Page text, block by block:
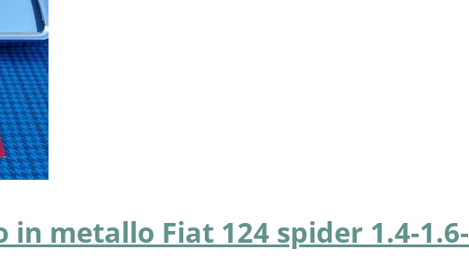
in metallo Fiat 124 spider 1.4-1.6-